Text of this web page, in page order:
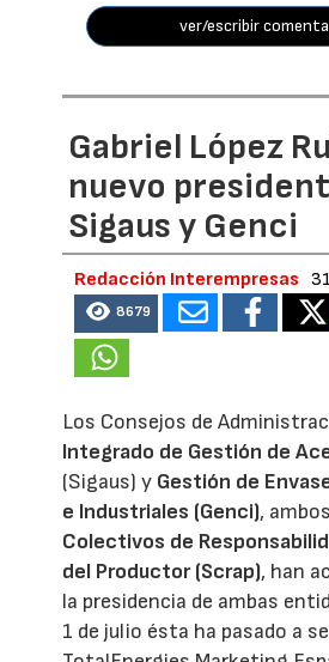
ver/escribir
Gabriel López
nuevo
Sigaus y Genci
Redacción Interempresas
8679
Los Consejos de
Integrado de Gestión de
(Sigaus) y Gestión de
e Industriales (Genci), ambos
Colectivos de
del Productor (Scrap), han
la presidencia de ambas
1 de julio ésta ha pasado a